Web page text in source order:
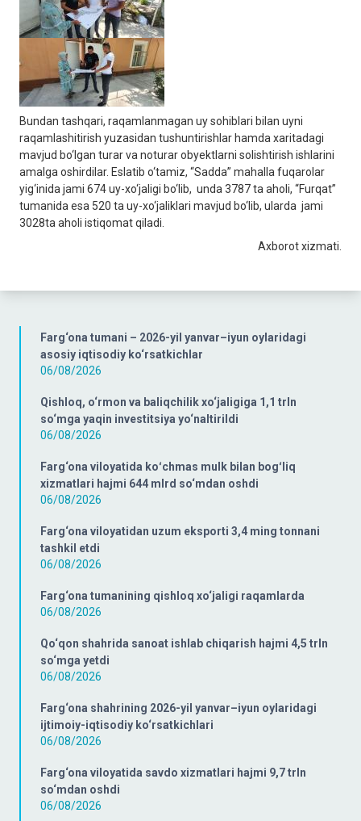
Farg‘ona tumani – 2026-yil yanvar–iyun oylaridagi
asosiy iqtisodiy ko‘rsatkichlar
06/08/2026
Qishloq, o‘rmon va baliqchilik xo‘jaligiga 1,1 trln
so‘mga yaqin investitsiya yo‘naltirildi
06/08/2026
Farg‘ona viloyatida koʻchmas mulk bilan bogʻliq
xizmatlari hajmi 644 mlrd so‘mdan oshdi
06/08/2026
Farg‘ona viloyatidan uzum eksporti 3,4 ming tonnani
tashkil etdi
06/08/2026
Farg‘ona tumanining qishloq xo‘jaligi raqamlarda
06/08/2026
Qo‘qon shahrida sanoat ishlab chiqarish hajmi 4,5 trln
so‘mga yetdi
06/08/2026
Farg‘ona shahrining 2026-yil yanvar–iyun oylaridagi
ijtimoiy-iqtisodiy ko‘rsatkichlari
06/08/2026
Farg‘ona viloyatida savdo xizmatlari hajmi 9,7 trln
so‘mdan oshdi
06/08/2026
Bundan tashqari, raqamlanmagan uy sohiblari bilan uyni
raqamlashitirish yuzasidan tushuntirishlar hamda xaritadagi
mavjud bo‘lgan turar va noturar obyektlarni solishtirish ishlarini
amalga oshirdilar. Eslatib o‘tamiz, “Sadda” mahalla fuqarolar
yig‘inida jami 674 uy-xo‘jaligi bo‘lib, unda 3787 ta aholi, “Furqat”
tumanida esa 520 ta uy-xo‘jaliklari mavjud bo‘lib, ularda jami
3028ta aholi istiqomat qiladi.
Axborot xizmati.